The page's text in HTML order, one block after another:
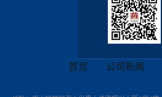
首页 公司新闻